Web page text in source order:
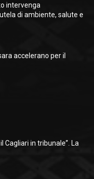
intervenga
di ambiente, salute e
accelerano per il
Cagliari in tribunale”. La